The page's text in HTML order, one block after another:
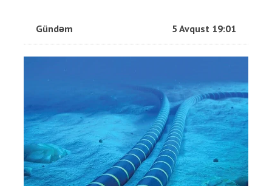
Gündəm 5 Avqust 19:01